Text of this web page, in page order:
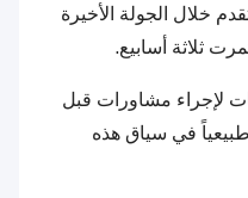
خلال الجولة الأخيرة
ثلاثة أسابيع.
لإجراء مشاورات قبل
طبيعياً في سياق هذه